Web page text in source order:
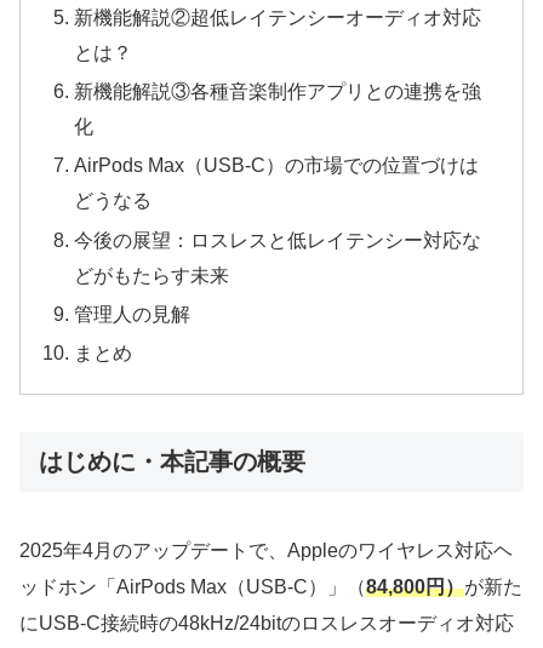
新機能解説②超低レイテンシーオーディオ対応
とは？
新機能解説③各種音楽制作アプリとの連携を強
化
AirPods Max（USB-C）の市場での位置づけは
どうなる
今後の展望：ロスレスと低レイテンシー対応な
どがもたらす未来
管理人の見解
まとめ
はじめに・本記事の概要
2025年4月のアップデートで、Appleのワイヤレス対応ヘ
ッドホン「AirPods Max（USB-C）」（84,800円）が新た
にUSB-C接続時の48kHz/24bitのロスレスオーディオ対応